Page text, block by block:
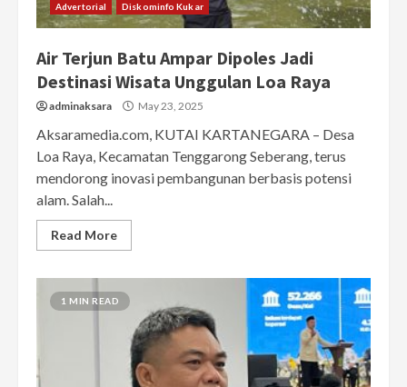
Advertorial Diskominfo Kukar
Air Terjun Batu Ampar Dipoles Jadi
Destinasi Wisata Unggulan Loa Raya
adminaksara May 23, 2025
Aksaramedia.com, KUTAI KARTANEGARA – Desa
Loa Raya, Kecamatan Tenggarong Seberang, terus
mendorong inovasi pembangunan berbasis potensi
alam. Salah...
Read More
1 MIN READ